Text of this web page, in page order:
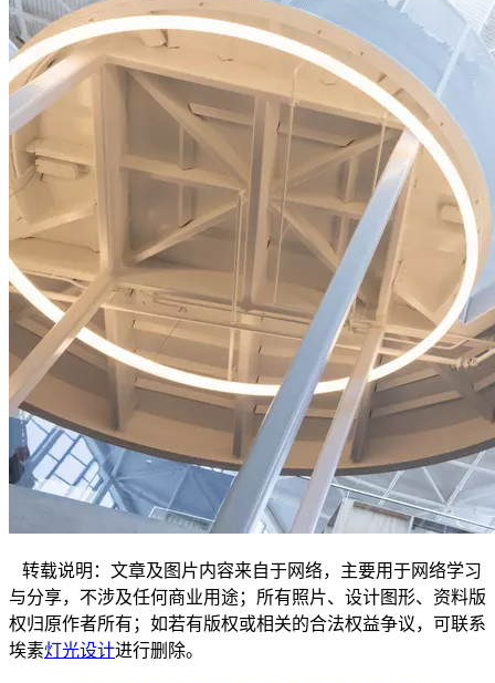
转载说明：文章及图片内容来自于网络，主要用于网络学习
与分享，不涉及任何商业用途；所有照片、设计图形、资料版
权归原作者所有；如若有版权或相关的合法权益争议，可联系
埃素灯光设计进行删除。